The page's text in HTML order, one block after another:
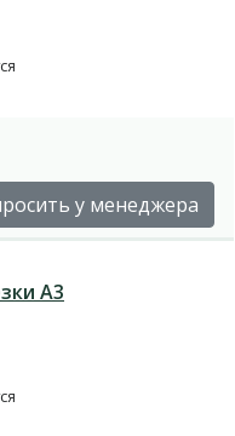
у менеджера
А3